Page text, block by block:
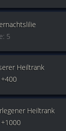
5
Heiltrank
+400
Heiltrank
+1000